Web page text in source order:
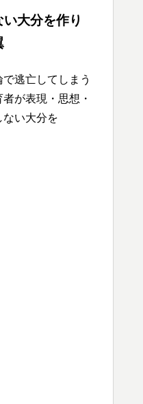
大分を作り
逃亡してしまう
が表現・思想・
い大分を